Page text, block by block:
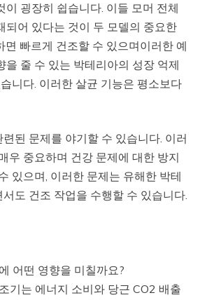
이 굉장히 쉽습니다. 이들 모머 전체
되어 있다는 것이 두 모델의 중요한
면 빠르게 건조할 수 있으며이러한 예
을 줄 수 있는 박테리아의 성장 억제
니다. 이러한 살균 기능은 평소보다
된 문제를 야기할 수 있습니다. 이러
우 중요하며 건강 문제에 대한 방지
있으며, 이러한 문제는 유해한 박테
도 건조 작업을 수행할 수 있습니다.
어떤 영향을 미칠까요?
기는 에너지 소비와 당근 CO2 배출